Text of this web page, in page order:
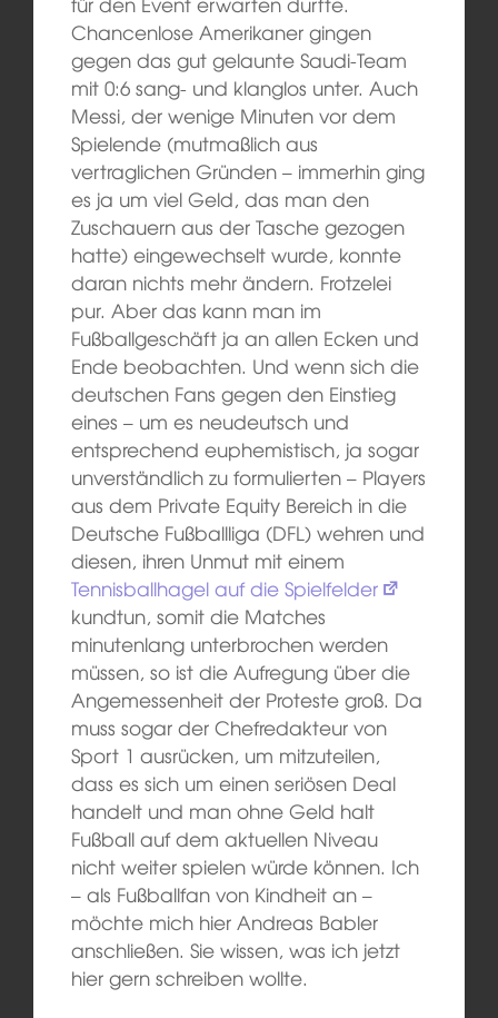
Chancenlose Amerikaner gingen
gegen das gut gelaunte Saudi-Team
mit 0:6 sang- und klanglos unter. Auch
Messi, der wenige Minuten vor dem
Spielende (mutmaßlich aus
vertraglichen Gründen – immerhin ging
es ja um viel Geld, das man den
Zuschauern aus der Tasche gezogen
hatte) eingewechselt wurde, konnte
daran nichts mehr ändern. Frotzelei
pur. Aber das kann man im
Fußballgeschäft ja an allen Ecken und
Ende beobachten. Und wenn sich die
deutschen Fans gegen den Einstieg
eines – um es neudeutsch und
entsprechend euphemistisch, ja sogar
unverständlich zu formulierten – Players
aus dem Private Equity Bereich in die
Deutsche Fußballliga (DFL) wehren und
diesen, ihren Unmut mit einem
Tennisballhagel auf die Spielfelder
kundtun, somit die Matches
minutenlang unterbrochen werden
müssen, so ist die Aufregung über die
Angemessenheit der Proteste groß. Da
muss sogar der Chefredakteur von
Sport 1 ausrücken, um mitzuteilen,
dass es sich um einen seriösen Deal
handelt und man ohne Geld halt
Fußball auf dem aktuellen Niveau
nicht weiter spielen würde können. Ich
– als Fußballfan von Kindheit an –
möchte mich hier Andreas Babler
anschließen. Sie wissen, was ich jetzt
hier gern schreiben wollte.